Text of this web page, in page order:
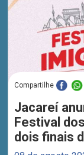
Compartilhe
Jacareí
Festival
dois finais